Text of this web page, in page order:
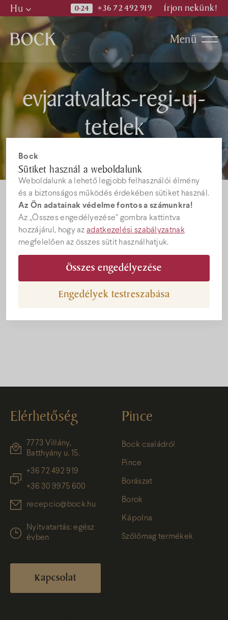
Bock
Sütiket használ a weboldalunk
Weboldalunk a lehető legjobb felhasználói élmény
és a biztonságos működés érdekében sütiket használ.
Az Ön adatainak védelme fontos a számunkra!
Az „Összes engedélyezése” gombra kattintva
hozzájárul, hogy azadatkezelési szabályzatnak
megfelelően az összes sütit használhatjuk.
Összes engedélyezése
Engedélyek testreszabása
En
Hu +36 72 492 919 Írjon nekünk!
Menü
evjaratvaltas-regi-uj-
tetelek
Elérhetőség
7773 Villány,
Batthyány u. 15.
+36 72 492 919
+36 30 9975 600
recepcio@bock.hu
Nyitvatartás: egész
évben
Kapcsolat
Pince
Bock családról
Pince
Borászat
Borok
Kápolna
Szőlőmag termékek
Programok
Kiadványok
Hírek
Állásajánlatok